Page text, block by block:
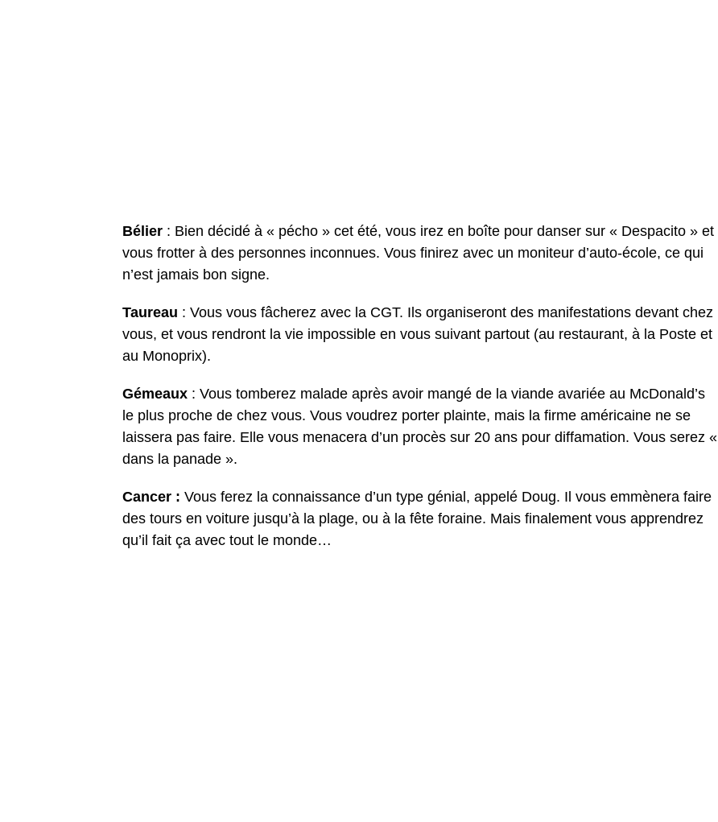
Bélier : Bien décidé à « pécho » cet été, vous irez en boîte pour danser sur « Despacito » et
vous frotter à des personnes inconnues. Vous finirez avec un moniteur d’auto-école, ce qui
n’est jamais bon signe.
Taureau : Vous vous fâcherez avec la CGT. Ils organiseront des manifestations devant chez
vous, et vous rendront la vie impossible en vous suivant partout (au restaurant, à la Poste et
au Monoprix).
Gémeaux : Vous tomberez malade après avoir mangé de la viande avariée au McDonald’s
le plus proche de chez vous. Vous voudrez porter plainte, mais la firme américaine ne se
laissera pas faire. Elle vous menacera d’un procès sur 20 ans pour diffamation. Vous serez «
dans la panade ».
Cancer : Vous ferez la connaissance d’un type génial, appelé Doug. Il vous emmènera faire
des tours en voiture jusqu’à la plage, ou à la fête foraine. Mais finalement vous apprendrez
qu’il fait ça avec tout le monde…